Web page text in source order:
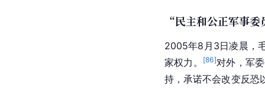
“民主和公正军事
2005年8月3日凌晨，
家权力 。 [86]对外，军
持，承诺不会改变反恐